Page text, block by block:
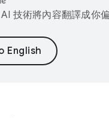
技術將內容翻譯成你